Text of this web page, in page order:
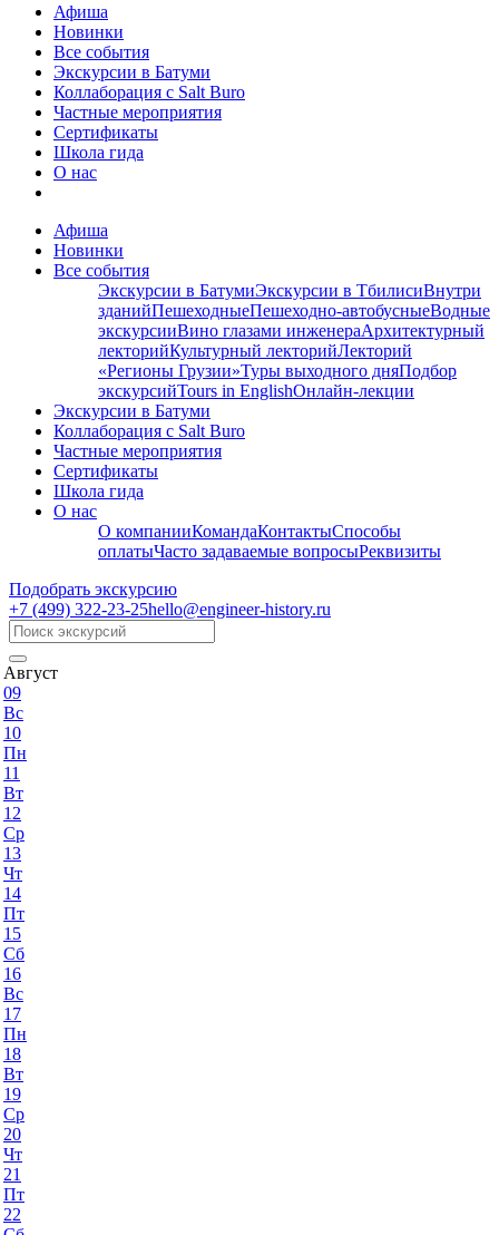
Афиша
Новинки
Все события
Экскурсии в Батуми
Коллаборация с Salt Buro
Частные мероприятия
Сертификаты
Школа гида
О нас
Афиша
Новинки
Все события
Экскурсии в БатумиЭкскурсии в ТбилисиВнутри
зданийПешеходныеПешеходно-автобусныеВодные
экскурсииВино глазами инженераАрхитектурный
лекторийКультурный лекторийЛекторий
«Регионы Грузии»Туры выходного дняПодбор
экскурсийTours in EnglishОнлайн-лекции
Экскурсии в Батуми
Коллаборация с Salt Buro
Частные мероприятия
Сертификаты
Школа гида
О нас
О компанииКомандаКонтактыСпособы
оплатыЧасто задаваемые вопросыРеквизиты
Подобрать экскурсию
+7 (499) 322-23-25hello@engineer-history.ru
Август
09
Вс
10
Пн
11
Вт
12
Ср
13
Чт
14
Пт
15
Сб
16
Вс
17
Пн
18
Вт
19
Ср
20
Чт
21
Пт
22